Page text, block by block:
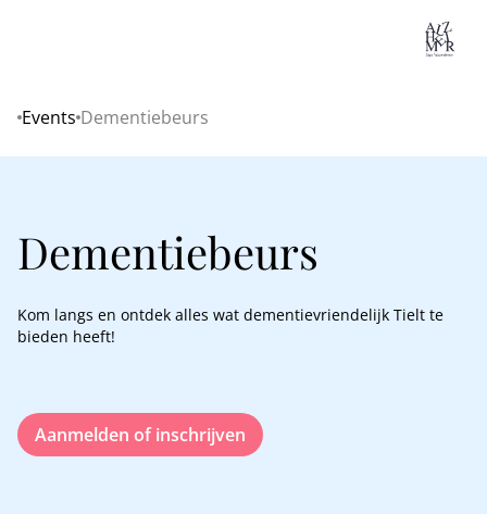
Home
Events Dementiebeurs
Dementiebeurs
Kom langs en ontdek alles wat dementievriendelijk Tielt te
bieden heeft!
Aanmelden of inschrijven